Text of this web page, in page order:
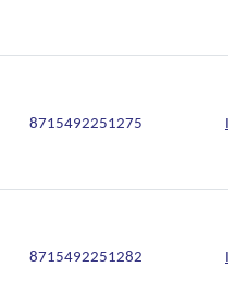
8715492251275
8715492251282